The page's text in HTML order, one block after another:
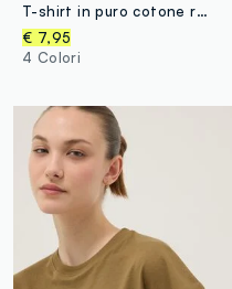
T-shirt in puro cotone rosa regular fit
€ 7,95
4 Colori